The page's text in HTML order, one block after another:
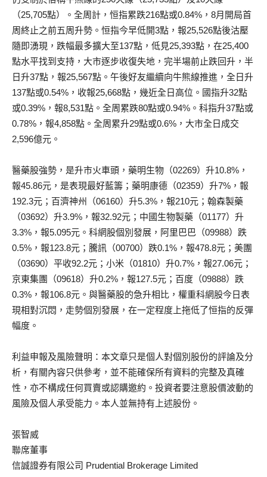
（25,705點）。全周計，恒指累跌216點或0.84%，8月開局首
周終止之前五周升勢。恒指今早低開3點，報25,526點後沽壓
隨即湧現，跌幅最多擴大至137點，低見25,393點，在25,400
點水平找到支持，大市逐步收復失地，完半場前止跌回升，半
日升37點，報25,567點。午後好友繼續向牛熊線推進，全日升
137點或0.54%，收報25,668點，幾近全日高位。國指升32點
或0.39%，報8,531點。全周累跌80點或0.94%。科指升37點或
0.78%，報4,858點。全周累升29點或0.6%，大市全日成交
2,596億元。
醫藥股強勢，是升市火車頭，藥明生物（02269）升10.8%，
報45.86元，是表現最好藍籌；藥明康德（02359）升7%，報
192.3元；百濟神州（06160）升5.3%，報210元；翰森製藥
（03692）升3.9%，報32.92元；中國生物製藥（01177）升
3.3%，報5.095元。科網股個別發展，阿里巴巴（09988）跌
0.5%，報123.8元；騰訊（00700）跌0.1%，報478.8元；美團
（03690）平收92.2元；小米（01810）升0.7%，報27.06元；
京東集團（09618）升0.2%，報127.5元；百度（09888）跌
0.3%，報106.8元。與醫藥股的急升相比，權重科網股今日表
現相對沉悶，走勢個別發展，在一定程度上拖低了恒指的反彈
幅度。
利益申報及風險聲明：本文章只是個人對個別股份的評論及分
析，有關內容只供參考，並不能確保所有資料的完整及真確
性，亦不構成任何買賣或認購邀約。投資者要注意股價波動的
風險及個人承受能力。本人並無持有上述股份。
張智威
聯席董事
信誠證券有限公司 Prudential Brokerage Limited